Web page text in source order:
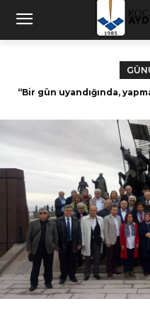
“Bir gün uyandığında,
Dünyasına isyan